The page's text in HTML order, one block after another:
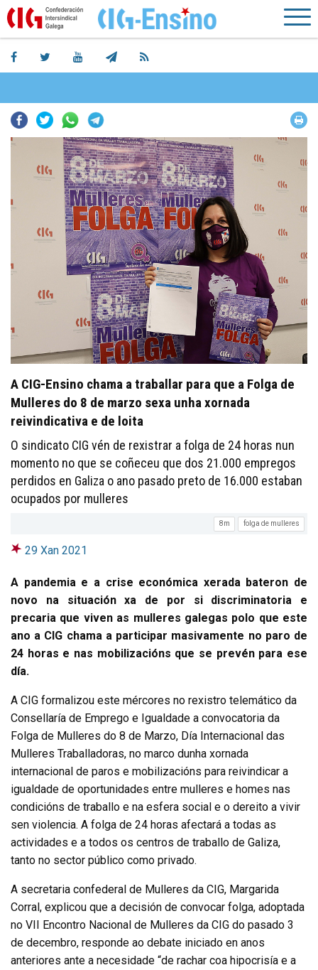
Facebook
TwitterWhatsapp
A CIG-Ensino chama a traballar para que a Folga de
Mulleres do 8 de marzo sexa unha xornada
reivindicativa e de loita
O sindicato CIG vén de rexistrar a folga de 24 horas nun
momento no que se coñeceu que dos 21.000 empregos
perdidos en Galiza o ano pasado preto de 16.000 estaban
ocupados por mulleres
8m folga de mulleres
29 Xan 2021
A pandemia e a crise económica xerada bateron de
novo na situación xa de por si discriminatoria e
precaria que viven as mulleres galegas polo que este
ano a CIG chama a participar masivamente no paro de
24 horas e nas mobilizacións que se prevén para ese
día.
A CIG formalizou este mércores no rexistro telemático da
Consellaría de Emprego e Igualdade a convocatoria da
Folga de Mulleres do 8 de Marzo, Día Internacional das
Mulleres Traballadoras, no marco dunha xornada
internacional de paros e mobilizacións para reivindicar a
igualdade de oportunidades entre mulleres e homes nas
condicións de traballo e na esfera social e o dereito a vivir
sen violencia. A folga de 24 horas afectará a todas as
actividades e a todos os centros de traballo de Galiza,
tanto no sector público como privado.
A secretaria confederal de Mulleres da CIG, Margarida
Corral, explicou que a decisión de convocar folga, adoptada
no VII Encontro Nacional de Mulleres da CIG do pasado 3
de decembro, responde ao debate iniciado en anos
anteriores ante a necesidade “de rachar coa hipocrisía e a